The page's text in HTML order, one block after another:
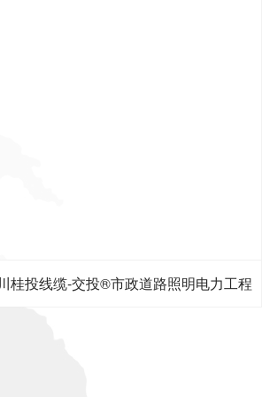
桂投线缆-交投®市政道路照明电力工程